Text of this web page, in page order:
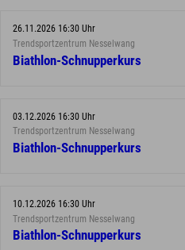
26.11.2026 16:30 Uhr
Trendsportzentrum Nesselwang
Biathlon-Schnupperkurs
03.12.2026 16:30 Uhr
Trendsportzentrum Nesselwang
Biathlon-Schnupperkurs
10.12.2026 16:30 Uhr
Trendsportzentrum Nesselwang
Biathlon-Schnupperkurs